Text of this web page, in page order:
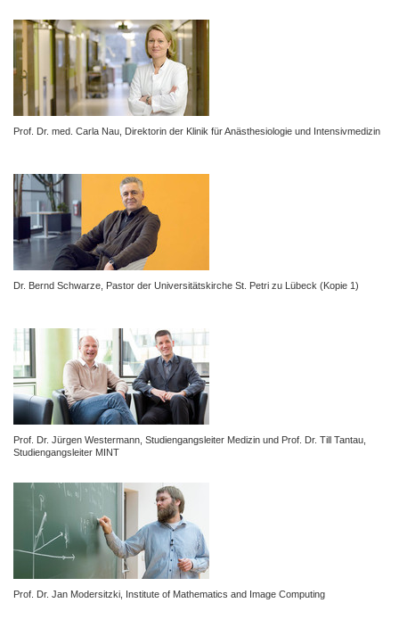
Prof. Dr. med. Carla Nau, Direktorin der Klinik für Anästhesiologie und Intensivmedizin
Dr. Bernd Schwarze, Pastor der Universitätskirche St. Petri zu Lübeck (Kopie 1)
Prof. Dr. Jürgen Westermann, Studiengangsleiter Medizin und Prof. Dr. Till Tantau,
Studiengangsleiter MINT
Prof. Dr. Jan Modersitzki, Institute of Mathematics and Image Computing